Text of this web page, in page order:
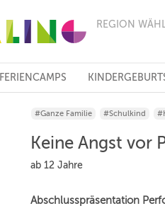
REGION
FRANKFURT
KÖLN
STUTTGART
HANNOVER
WIEN
FERIENCAMPS
#Ganze Familie #Schulkind
Keine Angst vor
ab 12 Jahre
Abschlusspräsentation